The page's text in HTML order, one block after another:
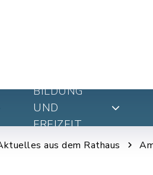
BILDUNG
UND
FREIZEIT
aus dem Rathaus